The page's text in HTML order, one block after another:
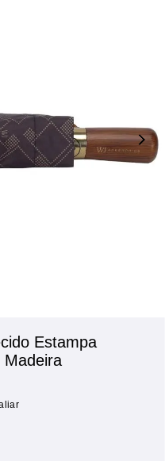
Estampa
Madeira